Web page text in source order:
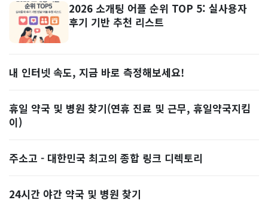
2026 소개팅 어플 순위 TOP 5: 실사용자
후기 기반 추천 리스트
내 인터넷 속도, 지금 바로 측정해보세요!
휴일 약국 및 병원 찾기(연휴 진료 및 근무, 휴일약국지킴
이)
주소고 - 대한민국 최고의 종합 링크 디렉토리
24시간 야간 약국 및 병원 찾기